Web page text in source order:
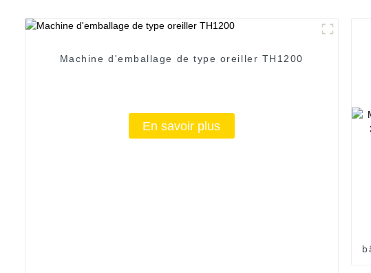
Machine d'emballage de type oreiller TH1200
En savoir plus